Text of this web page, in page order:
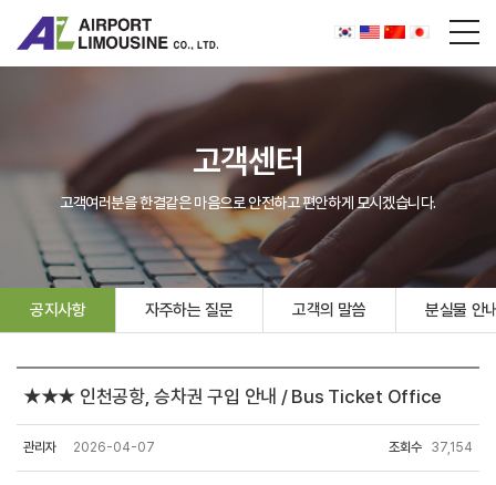
고객센터
고객여러분을 한결같은 마음으로 안전하고 편안하게 모시겠습니다.
공지사항 자주하는 질문 고객의 말씀 분실물 안
★★★ 인천공항, 승차권 구입 안내 / Bus Ticket Office
관리자 2026-04-07 조회수 37,154